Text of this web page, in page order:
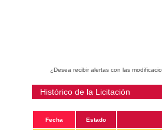
¿Desea recibir alertas con las
Histórico de la Licitación
Fecha Estado